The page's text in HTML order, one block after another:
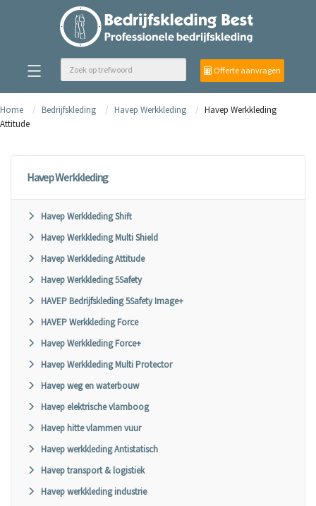
Offerte aanvragen
Home Bedrijfskleding Havep Werkkleding
Havep Werkkleding
Attitude
Havep Werkkleding
Havep Werkkleding Shift
Havep Werkkleding Multi Shield
Havep Werkkleding Attitude
Havep Werkkleding 5Safety
HAVEP Bedrijfskleding 5Safety Image+
HAVEP Werkkleding Force
Havep Werkkleding Force+
Havep Werkkleding Multi Protector
Havep weg en waterbouw
Havep elektrische vlamboog
Havep hitte vlammen vuur
Havep werkkleding Antistatisch
Havep transport & logistiek
Havep werkkleding industrie